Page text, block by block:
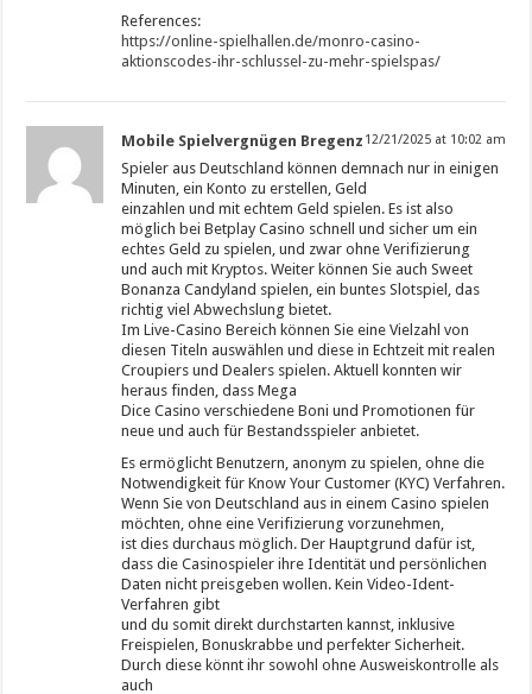
References:
https://online-spielhallen.de/monro-casino-
aktionscodes-ihr-schlussel-zu-mehr-spielspas/
Mobile Spielvergnügen Bregenz 12/21/2025 at 10:02 am
Spieler aus Deutschland können demnach nur in einigen
Minuten, ein Konto zu erstellen, Geld
einzahlen und mit echtem Geld spielen. Es ist also
möglich bei Betplay Casino schnell und sicher um ein
echtes Geld zu spielen, und zwar ohne Verifizierung
und auch mit Kryptos. Weiter können Sie auch Sweet
Bonanza Candyland spielen, ein buntes Slotspiel, das
richtig viel Abwechslung bietet.
Im Live-Casino Bereich können Sie eine Vielzahl von
diesen Titeln auswählen und diese in Echtzeit mit realen
Croupiers und Dealers spielen. Aktuell konnten wir
heraus finden, dass Mega
Dice Casino verschiedene Boni und Promotionen für
neue und auch für Bestandsspieler anbietet.
Es ermöglicht Benutzern, anonym zu spielen, ohne die
Notwendigkeit für Know Your Customer (KYC) Verfahren.
Wenn Sie von Deutschland aus in einem Casino spielen
möchten, ohne eine Verifizierung vorzunehmen,
ist dies durchaus möglich. Der Hauptgrund dafür ist,
dass die Casinospieler ihre Identität und persönlichen
Daten nicht preisgeben wollen. Kein Video-Ident-
Verfahren gibt
und du somit direkt durchstarten kannst, inklusive
Freispielen, Bonuskrabbe und perfekter Sicherheit.
Durch diese könnt ihr sowohl ohne Ausweiskontrolle als
auch